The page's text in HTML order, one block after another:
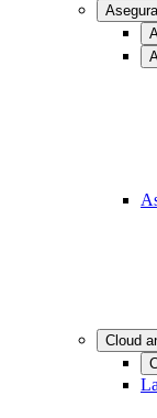
Cloud